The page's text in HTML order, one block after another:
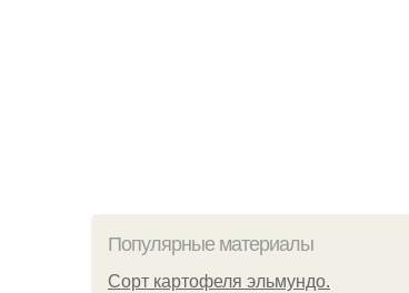
Популярные материалы
Сорт картофеля эльмундо.